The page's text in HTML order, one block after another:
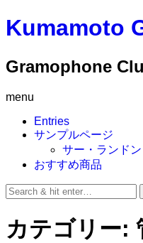
Kumamoto
Gramophone
menu
Entries
サンプルページ
サー・ランド
おすすめ商品
カテゴリー: